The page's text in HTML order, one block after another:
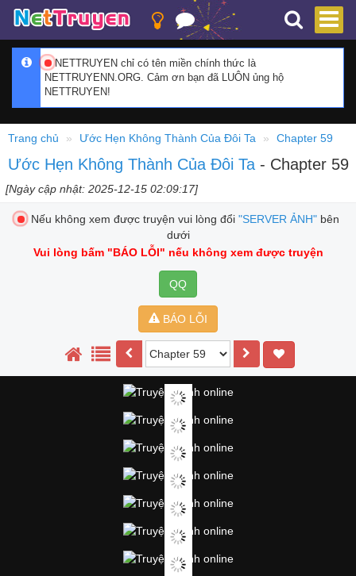
NETTRUYEN chỉ có tên miền chính thức là
NETTRUYENN.ORG. Cảm ơn bạn đã LUÔN ủng hộ
NETTRUYEN!
Trang chủ Ước Hẹn Không Thành Của Đôi Ta Chapter 59
Ước Hẹn Không Thành Của Đôi Ta - Chapter 59
[Ngày cập nhật: 2025-12-15 02:09:17]
Nếu không xem được truyện vui lòng đổi "SERVER ẢNH"bên
dưới
Vui lòng bấm "BÁO LỖI" nếu không xem được truyện
QQ
BÁO LỖI